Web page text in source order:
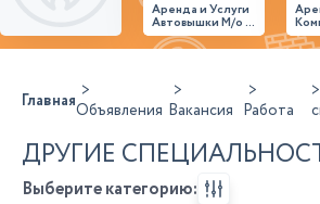
Аренда и Услуги
Автовышки М/о г.
Домодедово
26,28,32 место
ГлавнаяОбъявления Вакансия Работа
ДРУГИЕ
Выберите категорию: